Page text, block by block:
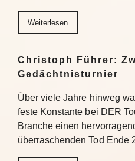
Weiterlesen
Christoph Führer:
Gedächtnisturnier
Über viele Jahre hinweg
feste Konstante bei DER
Branche einen
überraschenden Tod Ende